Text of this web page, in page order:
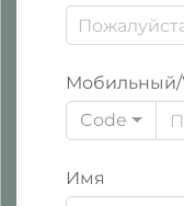
Мобильный/
Code
Имя